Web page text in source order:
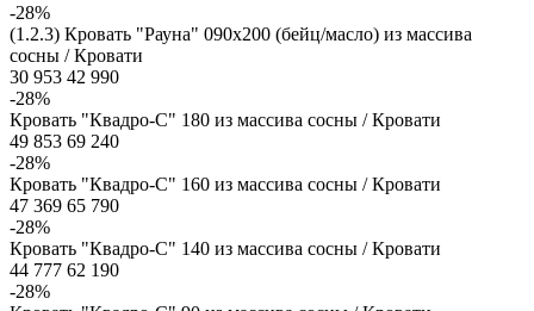
-28%
(1.2.3) Кровать "Рауна" 090x200 (бейц/масло) из массива
сосны / Кровати
30 953 42 990
-28%
Кровать "Квадро-С" 180 из массива сосны / Кровати
49 853 69 240
-28%
Кровать "Квадро-С" 160 из массива сосны / Кровати
47 369 65 790
-28%
Кровать "Квадро-С" 140 из массива сосны / Кровати
44 777 62 190
-28%